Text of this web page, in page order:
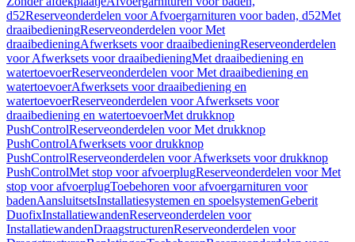
d52Reserveonderdelen voor Afvoergarnituren voor baden, d52Met
draaibedieningReserveonderdelen voor Met
draaibedieningAfwerksets voor draaibedieningReserveonderdelen
voor Afwerksets voor draaibedieningMet draaibediening en
watertoevoerReserveonderdelen voor Met draaibediening en
watertoevoerAfwerksets voor draaibediening en
watertoevoerReserveonderdelen voor Afwerksets voor
draaibediening en watertoevoerMet drukknop
PushControlReserveonderdelen voor Met drukknop
PushControlAfwerksets voor drukknop
PushControlReserveonderdelen voor Afwerksets voor drukknop
PushControlMet stop voor afvoerplugReserveonderdelen voor Met
stop voor afvoerplugToebehoren voor afvoergarnituren voor
badenAansluitsetsInstallatiesystemen en spoelsystemenGeberit
DuofixInstallatiewandenReserveonderdelen voor
InstallatiewandenDraagstructurenReserveonderdelen voor